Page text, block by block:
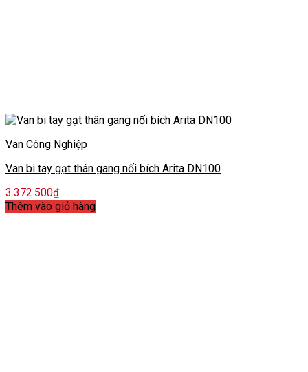
Van Công Nghiệp
Van bi tay gạt thân gang nối bích Arita DN100
3.372.500₫
Thêm vào giỏ hàng